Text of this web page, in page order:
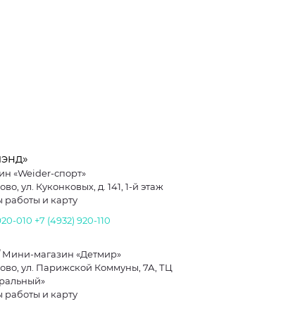
«Weider-спорт»
ул. Куконковых, д. 141, 1-й этаж
работы и карту
010 +7 (4932) 920-110
Мини-магазин «Детмир»
ул. Парижской Коммуны, 7А, ТЦ
работы и карту